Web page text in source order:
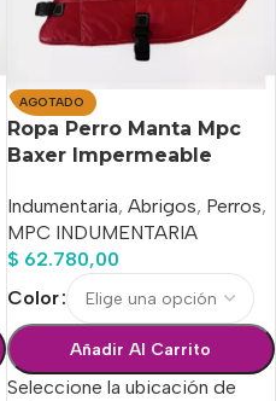
AGOTADO
Ropa Perro Manta Mpc
Baxer Impermeable
Indumentaria, Abrigos, Perros,
MPC INDUMENTARIA
$ 62.780,00
Color
Añadir Al Carrito
Seleccione la ubicación de